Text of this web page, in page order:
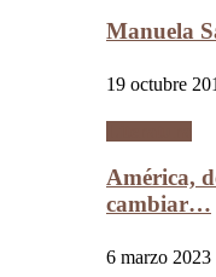
Manuela
19 octubre
América,
cambiar…
6 marzo 2023